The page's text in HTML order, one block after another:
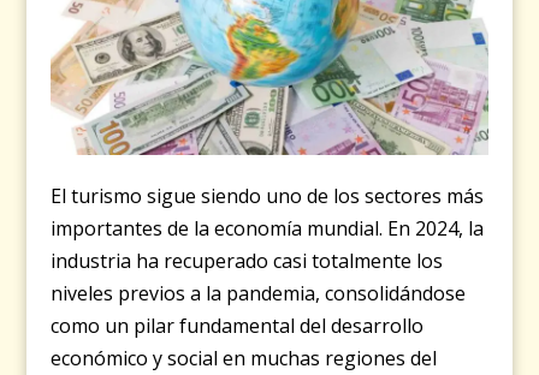
El turismo sigue siendo uno de los sectores más
importantes de la economía mundial. En 2024, la
industria ha recuperado casi totalmente los
niveles previos a la pandemia, consolidándose
como un pilar fundamental del desarrollo
económico y social en muchas regiones del